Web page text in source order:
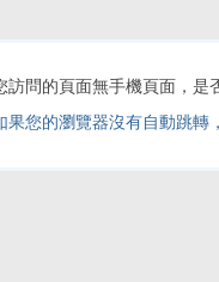
訪問的頁面無手機頁面，是
果您的瀏覽器沒有自動跳轉